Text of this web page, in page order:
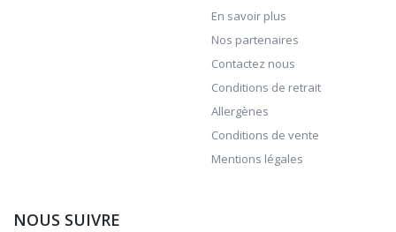
En savoir plus
Nos partenaires
Contactez nous
Conditions de retrait
Allergènes
Conditions de vente
Mentions légales
NOUS SUIVRE